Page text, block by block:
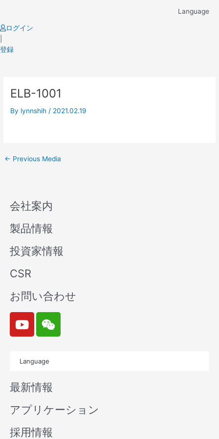
content
Language
ログイン
登録
ELB-1001
By lynnshih / 2021.02.19
navigation
← Previous Media
会社案内
製品情報
投資家情報
CSR
お問い合わせ
Y
o
u
b
e
W
e
i
n
Language
最新情報
アプリケーション
採用情報